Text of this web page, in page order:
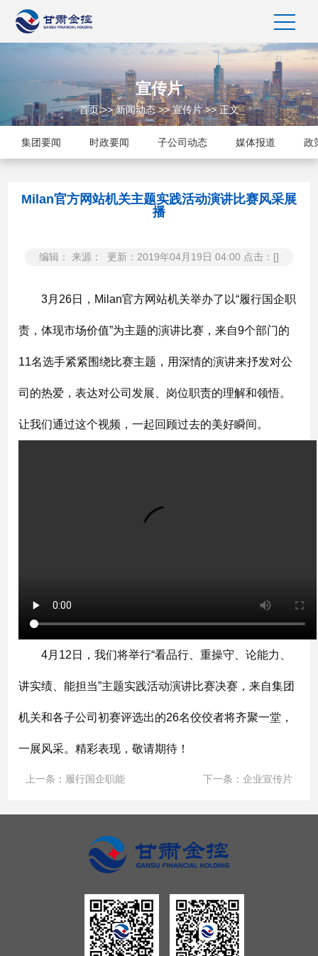
宣传片
首页>>新闻动态>>宣传片>> 正文
集团要闻 时政要闻 子公司动态 媒体报道 政
Milan官方网站机关主题实践活动演讲比赛风采展
播
编辑： 来源： 更新：2019年04月19日 04:00 点击：[]
3月26日，Milan官方网站机关举办了以“履行国企职
责，体现市场价值”为主题的演讲比赛，来自9个部门的
11名选手紧紧围绕比赛主题，用深情的演讲来抒发对公
司的热爱，表达对公司发展、岗位职责的理解和领悟。
让我们通过这个视频，一起回顾过去的美好瞬间。
4月12日，我们将举行“看品行、重操守、论能力、
讲实绩、能担当”主题实践活动演讲比赛决赛，来自集团
机关和各子公司初赛评选出的26名佼佼者将齐聚一堂，
一展风采。精彩表现，敬请期待！
上一条： 履行国企职能 下一条： 企业宣传片